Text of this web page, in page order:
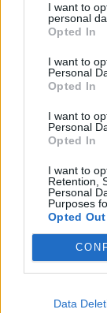
I want to
personal
Opted In
I want to
Personal
Opted In
I want to
Personal
Opted In
I want to
Retention,
Personal
Purposes
Opted Out
Data
O
O
O